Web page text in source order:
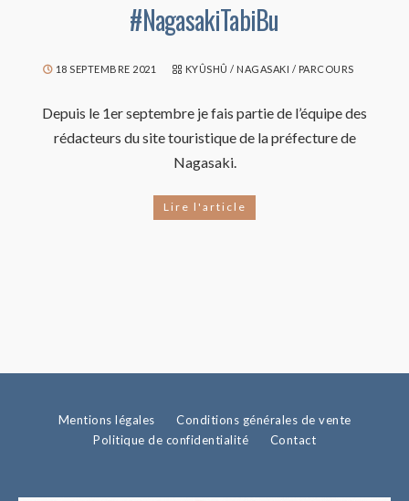
#NagasakiTabiBu
18 SEPTEMBRE 2021 KYÛSHÛ / NAGASAKI / PARCOURS
Depuis le 1er septembre je fais partie de l’équipe des
rédacteurs du site touristique de la préfecture de
Nagasaki.
Lire l'article
Mentions légales
Conditions générales de vente
Politique de confidentialité
Contact